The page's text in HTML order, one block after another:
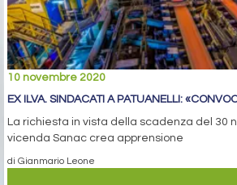
10 novembre 2020
EX ILVA. SINDACATI A PATUANELLI:
La richiesta in vista della scadenza del 30
vicenda Sanac crea apprensione
di Gianmario Leone